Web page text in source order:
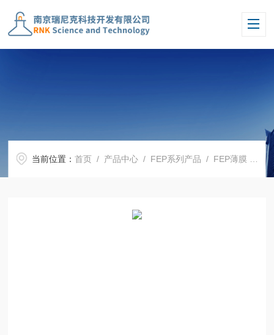
当前位置：首页 / 产品中心 / FEP系列产品 / FEP薄膜